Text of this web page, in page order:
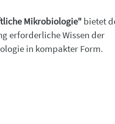
Mikrobiologie"bietet
erforderliche Wissen der
in kompakter Form.